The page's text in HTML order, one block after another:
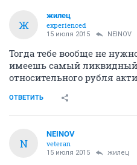
Ж
жилец
experienced
15 июля 2015 NEINOV
Тогда тебе вообще не
имеешь самый ликвидный
относительного рубля
ОТВЕТИТЬ
N
NEINOV
veteran
15 июля 2015 жилец